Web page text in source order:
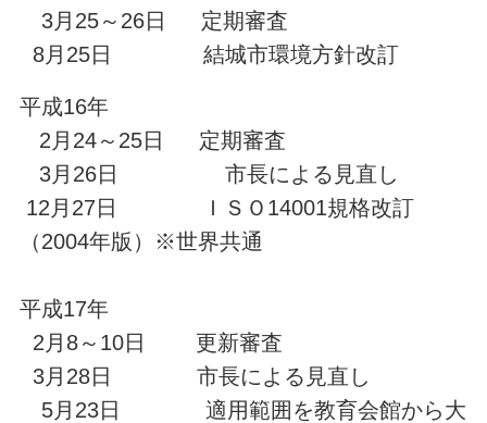
3月25～26日 定期審査
8月25日 結城市環境方針改訂
平成16年
2月24～25日 定期審査
3月26日 市長による見直し
12月27日 ＩＳＯ14001規格改訂
（2004年版）※世界共通
平成17年
2月8～10日 更新審査
3月28日 市長による見直し
5月23日 適用範囲を教育会館から大